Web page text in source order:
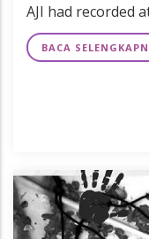
AJI had recorded
BACA